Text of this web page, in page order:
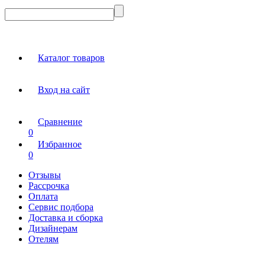
Каталог товаров
Вход на сайт
Сравнение
0
Избранное
0
Отзывы
Рассрочка
Оплата
Сервис подбора
Доставка и сборка
Дизайнерам
Отелям